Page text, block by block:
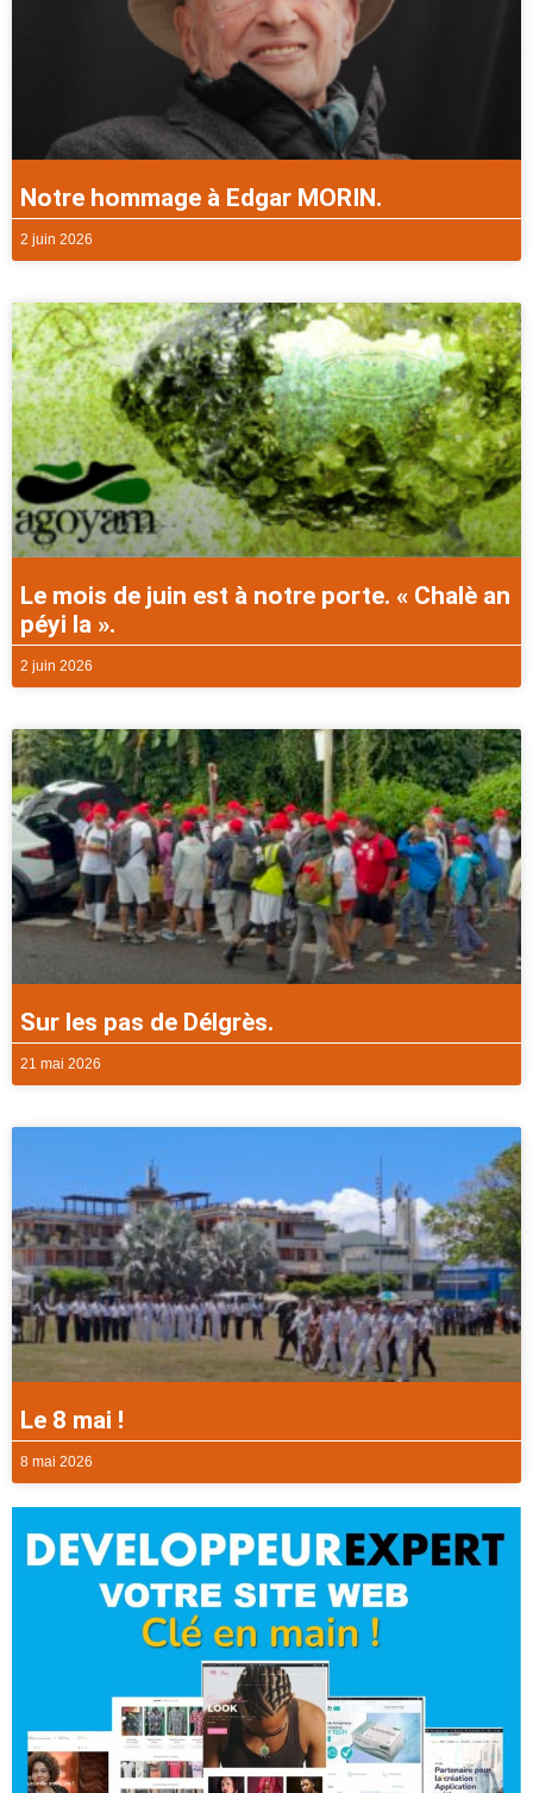
Notre hommage à Edgar MORIN.
2 juin 2026
Le mois de juin est à notre porte. « Chalè an
péyi la ».
2 juin 2026
Sur les pas de Délgrès.
21 mai 2026
Le 8 mai !
8 mai 2026